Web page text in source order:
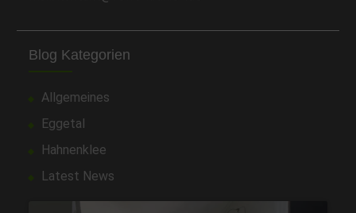
Blog Kategorien
Allgemeines
Eggetal
Hahnenklee
Latest News